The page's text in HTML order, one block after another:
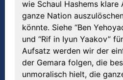
wie Schaul Hashems klare
ganze Nation
könnte. Siehe “Ben
und “Rif in Iyun Yaakov”
Aufsatz werden wir der
der Gemara folgen, die
unmoralisch hielt, die